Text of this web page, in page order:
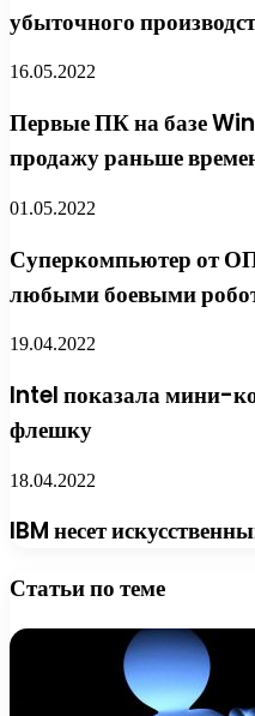
убыточного
16.05.2022
Первые ПК на базе
продажу раньше
01.05.2022
Суперкомпьютер от
любыми боевыми
19.04.2022
Intel показала мини-
флешку
18.04.2022
IBM несет
Статьи по теме